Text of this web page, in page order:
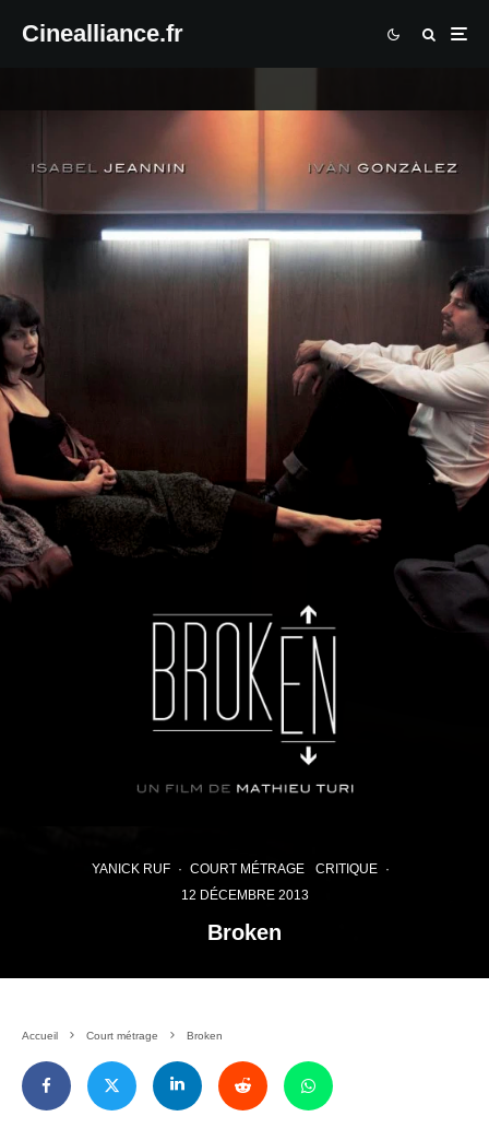
Cinealliance.fr
YANICK RUF · COURT MÉTRAGE CRITIQUE ·
12 DÉCEMBRE 2013
Broken
Accueil Court métrage Broken